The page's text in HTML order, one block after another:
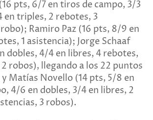
pts, 6/7 en tiros de campo, 3/3
en triples, 2 rebotes, 3
Ramiro Paz (16 pts, 8/9 en
1 asistencia); Jorge Schaaf
dobles, 4/4 en libres, 4 rebotes,
robos), llegando a los 22 puntos
Matías Novello (14 pts, 5/8 en
4/6 en dobles, 3/4 en libres, 2
3 robos).